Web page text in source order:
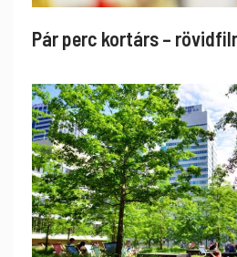
Pár perc kortárs –